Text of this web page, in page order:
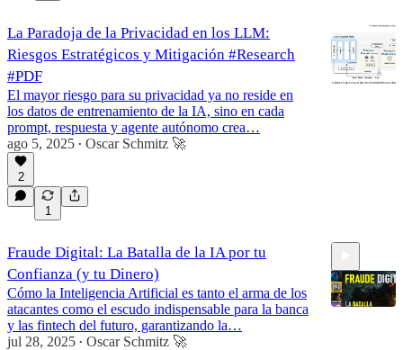
La Paradoja de la Privacidad en los LLM:
Riesgos Estratégicos y Mitigación #Research
#PDF
El mayor riesgo para su privacidad ya no reside en
los datos de entrenamiento de la IA, sino en cada
prompt, respuesta y agente autónomo crea…
ago 5, 2025 • Oscar Schmitz 🚀
2
1
Fraude Digital: La Batalla de la IA por tu
Confianza (y tu Dinero)
Cómo la Inteligencia Artificial es tanto el arma de los
atacantes como el escudo indispensable para la banca
y las fintech del futuro, garantizando la…
jul 28, 2025 • Oscar Schmitz 🚀